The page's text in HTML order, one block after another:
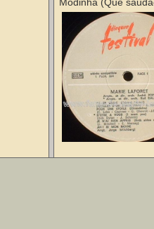
Modinha (Que